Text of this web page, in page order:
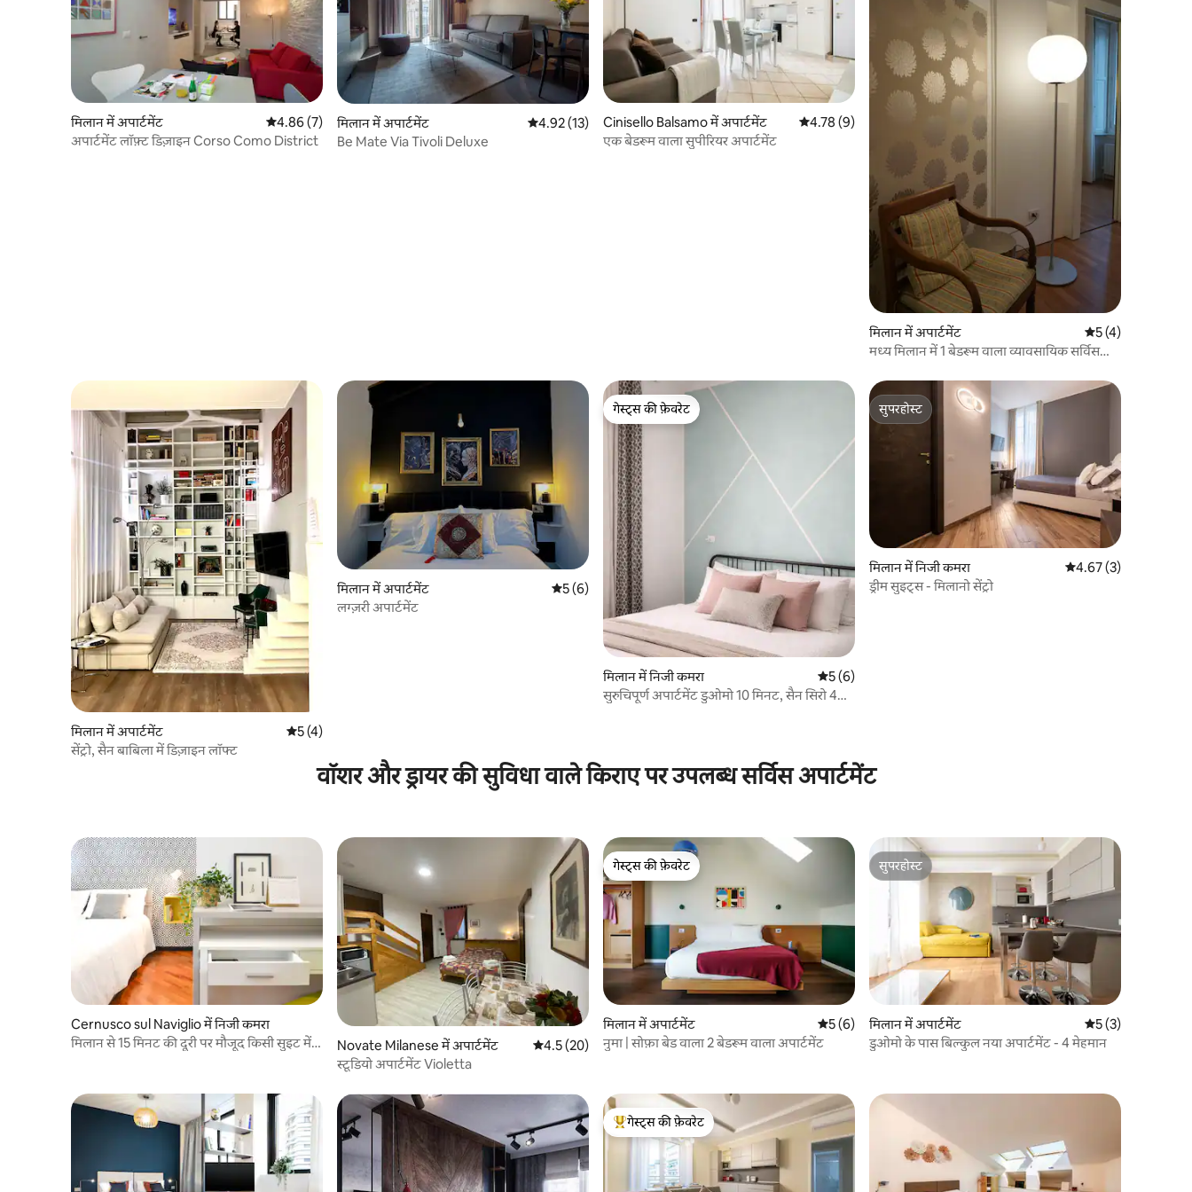
मिलान में अपार्टमेंट औसत रेटिंग 5 में से 4.86, 7 समीक्षाएँ
4.86 (7)
अपार्टमेंट लॉफ़्ट डिज़ाइन Corso Como District
मिलान में अपार्टमेंट औसत रेटिंग 5 में से 4.92, 13 समीक्षाएँ
4.92 (13)
Be Mate Via Tivoli Deluxe
Cinisello Balsamo में अपार्टमेंट औसत रेटिंग 5 में से 4.78, 9 समीक्षाएँ
4.78 (9)
एक बेडरूम वाला सुपीरियर अपार्टमेंट
मिलान में अपार्टमेंट औसत रेटिंग 5 में से 5,
5 (4)
मध्य मिलान में 1 बेडरूम वाला व्यावसायिक सर्विस
मिलान में अपार्टमेंट औसत रेटिंग 5 में से 5, 4 समीक्षाएँ
5 (4)
सेंट्रो, सैन बाबिला में डिज़ाइन लॉफ्ट
मिलान में अपार्टमेंट औसत रेटिंग 5 में से 5, 6 समीक्षाएँ
5 (6)
लग्ज़री अपार्टमेंट
गेस्ट्स की फ़ेवरेट
गेस्ट्स की फ़ेवरेट
मिलान में निजी कमरा औसत रेटिंग 5 में से 5, 6 समीक्षाएँ
5 (6)
सुरुचिपूर्ण अपार्टमेंट डुओमो 10 मिनट, सैन सिरो 4
सुपरहोस्ट
सुपरहोस्ट
मिलान में निजी कमरा औसत रेटिंग 5 में से 4.67,
4.67 (3)
ड्रीम सुइट्स - मिलानो सेंट्रो
वॉशर और ड्रायर की सुविधा वाले किराए पर उपलब्ध सर्विस अपार्टमेंट
Cernusco sul Naviglio में निजी कमरा
मिलान से 15 मिनट की दूरी पर मौजूद किसी सुइट में
Novate Milanese में अपार्टमेंट औसत रेटिंग 5 में से 4.5, 20 समीक्षाएँ
4.5 (20)
स्टूडियो अपार्टमेंट Violetta
गेस्ट्स की फ़ेवरेट
गेस्ट्स की फ़ेवरेट
मिलान में अपार्टमेंट औसत रेटिंग 5 में से 5, 6 समीक्षाएँ
5 (6)
नुमा | सोफ़ा बेड वाला 2 बेडरूम वाला अपार्टमेंट
सुपरहोस्ट
सुपरहोस्ट
मिलान में अपार्टमेंट औसत रेटिंग 5 में से 5,
5 (3)
डुओमो के पास बिल्कुल नया अपार्टमेंट - 4 मेहमान
गेस्ट्स का टॉप फ़ेवरेट
गेस्ट्स की फ़ेवरेट